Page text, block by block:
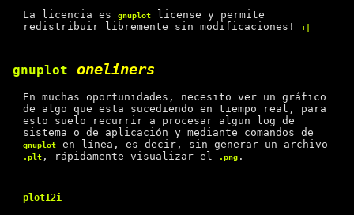
La licencia es gnuplotlicense y permite
redistribuir libremente sin modificaciones!
:|
gnuplot oneliners
En muchas oportunidades, necesito ver un gráfico
de algo que esta sucediendo en tiempo real, para
esto suelo recurrir a procesar algun log de
sistema o de aplicación y mediante comandos de
gnuploten línea, es decir, sin generar un archivo
.plt, rápidamente visualizar el .png.
plot12i